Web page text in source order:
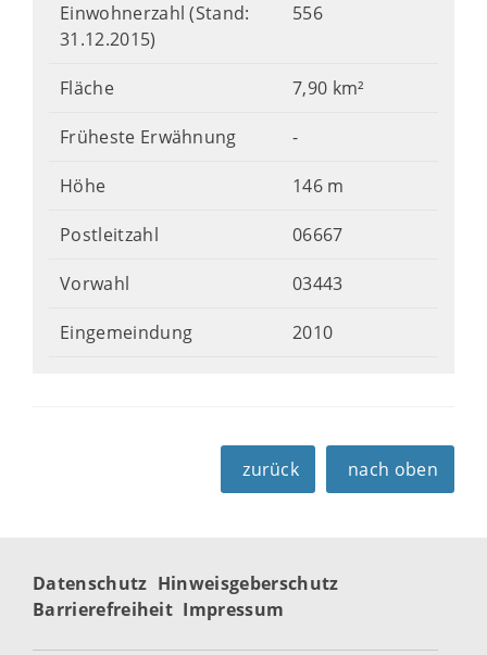
Einwohnerzahl (Stand:
31.12.2015)
556
Fläche 7,90 km²
Früheste Erwähnung -
Höhe 146 m
Postleitzahl 06667
Vorwahl 03443
Eingemeindung 2010
zurück nach oben
Datenschutz Hinweisgeberschutz
Barrierefreiheit Impressum